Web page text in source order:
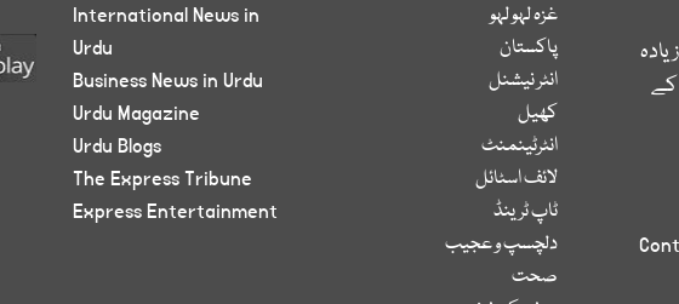
کے
غزہ لہو لہو
پاکستان
انٹر نیشنل
کھیل
انٹرٹینمنٹ
لائف اسٹائل
ٹاپ ٹرینڈ
دلچسپ و عجیب
صحت
International News in
Urdu
Business News in Urdu
Urdu Magazine
Urdu Blogs
The Express Tribune
Express Entertainment